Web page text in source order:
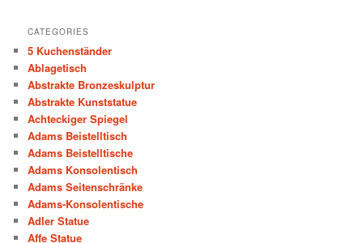
CATEGORIES
5 Kuchenständer
Ablagetisch
Abstrakte Bronzeskulptur
Abstrakte Kunststatue
Achteckiger Spiegel
Adams Beistelltisch
Adams Beistelltische
Adams Konsolentisch
Adams Seitenschränke
Adams-Konsolentische
Adler Statue
Affe Statue